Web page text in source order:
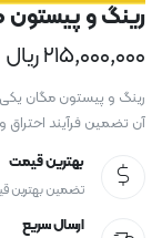
رینگ و پیستون مگان
۲۱۵,۰۰۰,۰۰۰ریال
رینگ و پیستون مگان
آن تضمین فرآیند
بهترین قیمت
تضمین بهترین
ارسال سریع